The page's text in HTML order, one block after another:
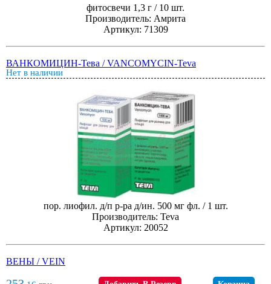
фитосвечи 1,3 г / 10 шт.
Производитель: Амрита
Артикул: 71309
ВАНКОМИЦИН-Тева / VANCOMYCIN-Teva
Нет в наличии
пор. лиофил. д/п р-ра д/ин. 500 мг фл. / 1 шт.
Производитель: Teva
Артикул: 20052
ВЕНЫ / VEIN